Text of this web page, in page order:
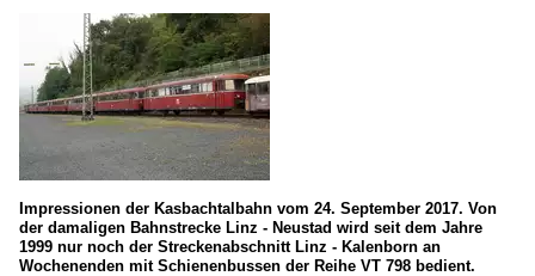
Impressionen der Kasbachtalbahn vom 24. September 2017. Von
der damaligen Bahnstrecke Linz - Neustad wird seit dem Jahre
1999 nur noch der Streckenabschnitt Linz - Kalenborn an
Wochenenden mit Schienenbussen der Reihe VT 798 bedient.